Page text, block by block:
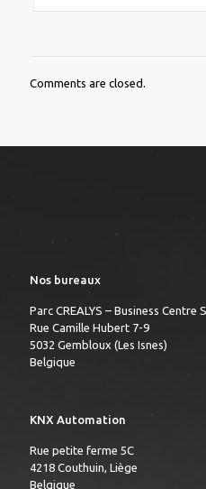
Comments are closed.
Nos bureaux
Parc CREALYS – Business Centre
Rue Camille Hubert 7-9
5032 Gembloux (Les Isnes)
Belgique
KNX Automation
Rue petite ferme 5C
4218 Couthuin, Liège
Belgique